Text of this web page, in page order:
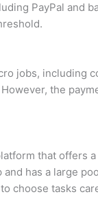
PayPal and
jobs, including
the
that offers
has a large
choose tasks